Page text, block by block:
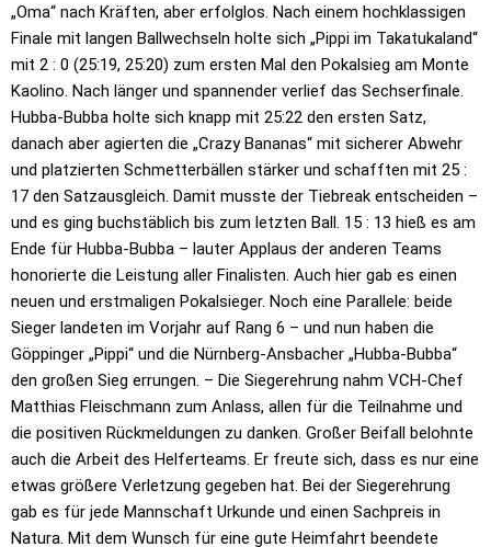
„Oma“ nach Kräften, aber erfolglos. Nach einem hochklassigen
Finale mit langen Ballwechseln holte sich „Pippi im Takatukaland“
mit 2 : 0 (25:19, 25:20) zum ersten Mal den Pokalsieg am Monte
Kaolino. Nach länger und spannender verlief das Sechserfinale.
Hubba-Bubba holte sich knapp mit 25:22 den ersten Satz,
danach aber agierten die „Crazy Bananas“ mit sicherer Abwehr
und platzierten Schmetterbällen stärker und schafften mit 25 :
17 den Satzausgleich. Damit musste der Tiebreak entscheiden –
und es ging buchstäblich bis zum letzten Ball. 15 : 13 hieß es am
Ende für Hubba-Bubba – lauter Applaus der anderen Teams
honorierte die Leistung aller Finalisten. Auch hier gab es einen
neuen und erstmaligen Pokalsieger. Noch eine Parallele: beide
Sieger landeten im Vorjahr auf Rang 6 – und nun haben die
Göppinger „Pippi“ und die Nürnberg-Ansbacher „Hubba-Bubba“
den großen Sieg errungen. – Die Siegerehrung nahm VCH-Chef
Matthias Fleischmann zum Anlass, allen für die Teilnahme und
die positiven Rückmeldungen zu danken. Großer Beifall belohnte
auch die Arbeit des Helferteams. Er freute sich, dass es nur eine
etwas größere Verletzung gegeben hat. Bei der Siegerehrung
gab es für jede Mannschaft Urkunde und einen Sachpreis in
Natura. Mit dem Wunsch für eine gute Heimfahrt beendete